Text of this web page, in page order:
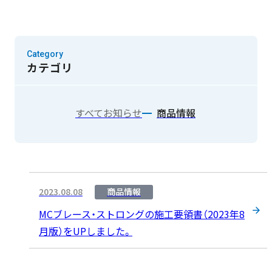
2023.08.08 商品情報
MCブレース・ストロングの施工要領書（2023年8
月版）をUPしました。
Category
カテゴリ
すべてお知らせ 商品情報